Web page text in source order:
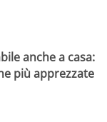
anche a casa:
più apprezzate